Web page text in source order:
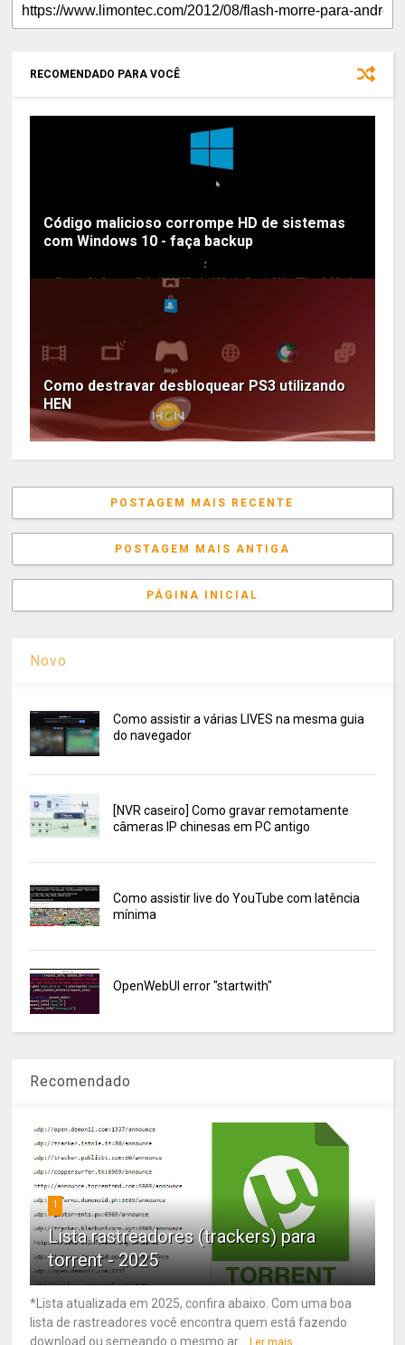
RECOMENDADO PARA VOCÊ
Código malicioso corrompe HD de sistemas
com Windows 10 - faça backup
Como destravar desbloquear PS3 utilizando
HEN
POSTAGEM MAIS RECENTE
POSTAGEM MAIS ANTIGA
PÁGINA INICIAL
Novo
Como assistir a várias LIVES na mesma guia
do navegador
[NVR caseiro] Como gravar remotamente
câmeras IP chinesas em PC antigo
Como assistir live do YouTube com latência
mínima
OpenWebUI error "startwith"
Recomendado
1
Lista rastreadores (trackers) para
torrent - 2025
*Lista atualizada em 2025, confira abaixo. Com uma boa
lista de rastreadores você encontra quem está fazendo
download ou semeando o mesmo ar...
Ler mais